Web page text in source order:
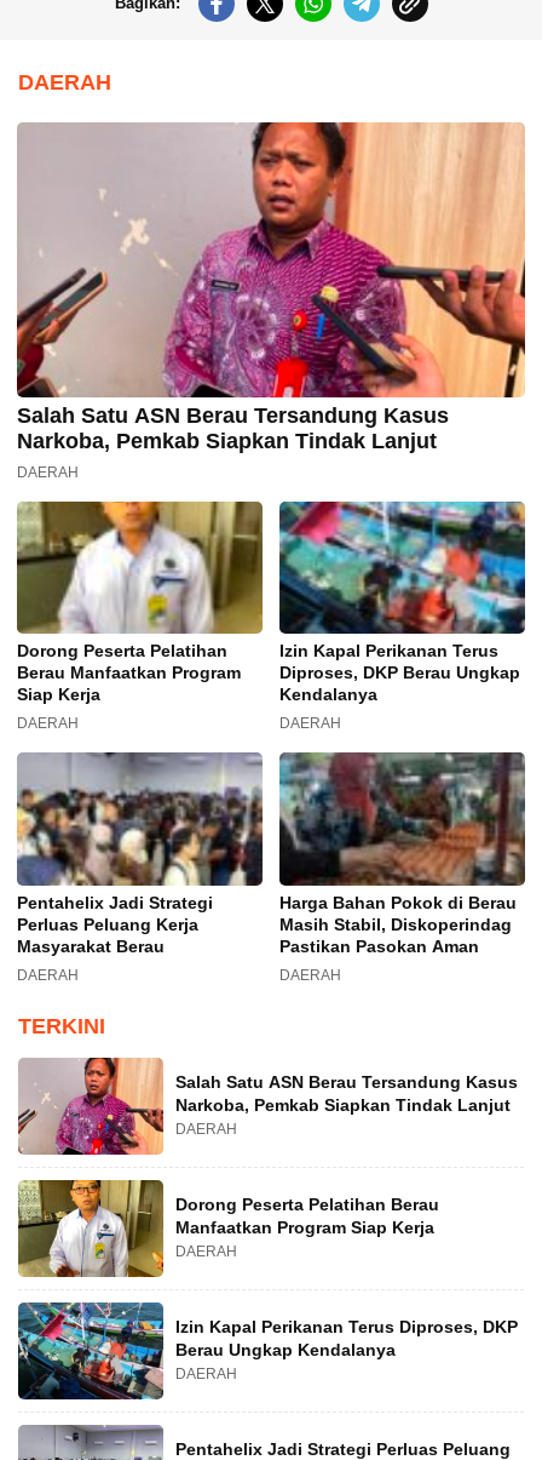
DAERAH
Salah Satu ASN Berau Tersandung Kasus
Narkoba, Pemkab Siapkan Tindak Lanjut
DAERAH
Dorong Peserta Pelatihan
Berau Manfaatkan Program
Siap Kerja
DAERAH
Izin Kapal Perikanan Terus
Diproses, DKP Berau Ungkap
Kendalanya
DAERAH
Pentahelix Jadi Strategi
Perluas Peluang Kerja
Masyarakat Berau
DAERAH
Harga Bahan Pokok di Berau
Masih Stabil, Diskoperindag
Pastikan Pasokan Aman
DAERAH
TERKINI
Salah Satu ASN Berau Tersandung Kasus
Narkoba, Pemkab Siapkan Tindak Lanjut
DAERAH
Dorong Peserta Pelatihan Berau
Manfaatkan Program Siap Kerja
DAERAH
Izin Kapal Perikanan Terus Diproses, DKP
Berau Ungkap Kendalanya
DAERAH
Pentahelix Jadi Strategi Perluas Peluang